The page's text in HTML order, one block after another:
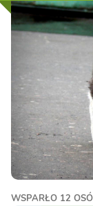
WSPARŁO 12